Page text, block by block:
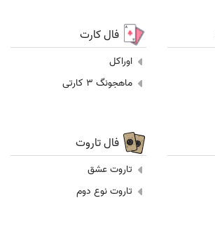
فال کارت
اوراکل
ماهجونگ 3 کارتی
فال تاروت
تاروت عشق
تاروت نوع دوم